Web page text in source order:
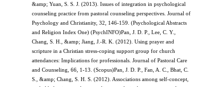
&amp; Yuan, S. S. J. (2013). Issues of integration in psychological
counseling practice from pastoral counseling perspectives. Journal of
Psychology and Christianity, 32, 146-159. (Psychological Abstracts
and Religion Index One) (PsychINFO)Pan, J. D. P., Lee, C. Y.,
Chang, S. H., &amp; Jiang, J.-R. K. (2012). Using prayer and
scripture in a Christian stress-coping support group for church
attendances: Implications for professionals. Journal of Pastoral Care
and Counseling, 66, 1-13. (Scopus)Pan, J. D. P., Fan, A. C., Bhat, C.
S., &amp; Chang, S. H. S. (2012). Associations among self-concept,